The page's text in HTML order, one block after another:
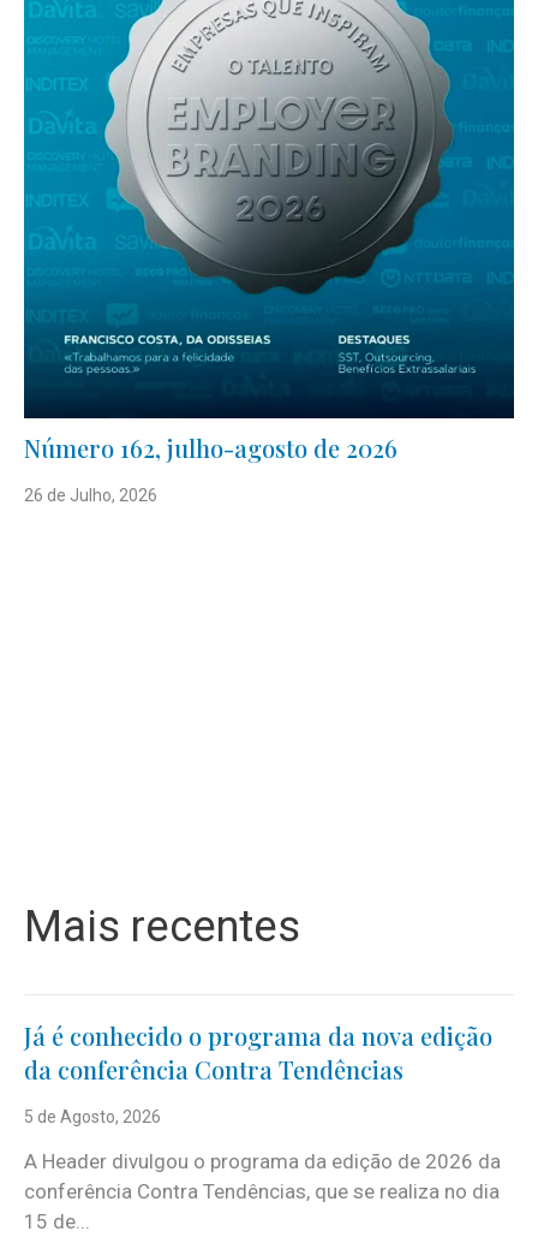
Número 162, julho-agosto de 2026
26 de Julho, 2026
Mais recentes
Já é conhecido o programa da nova edição
da conferência Contra Tendências
5 de Agosto, 2026
A Header divulgou o programa da edição de 2026 da
conferência Contra Tendências, que se realiza no dia
15 de...